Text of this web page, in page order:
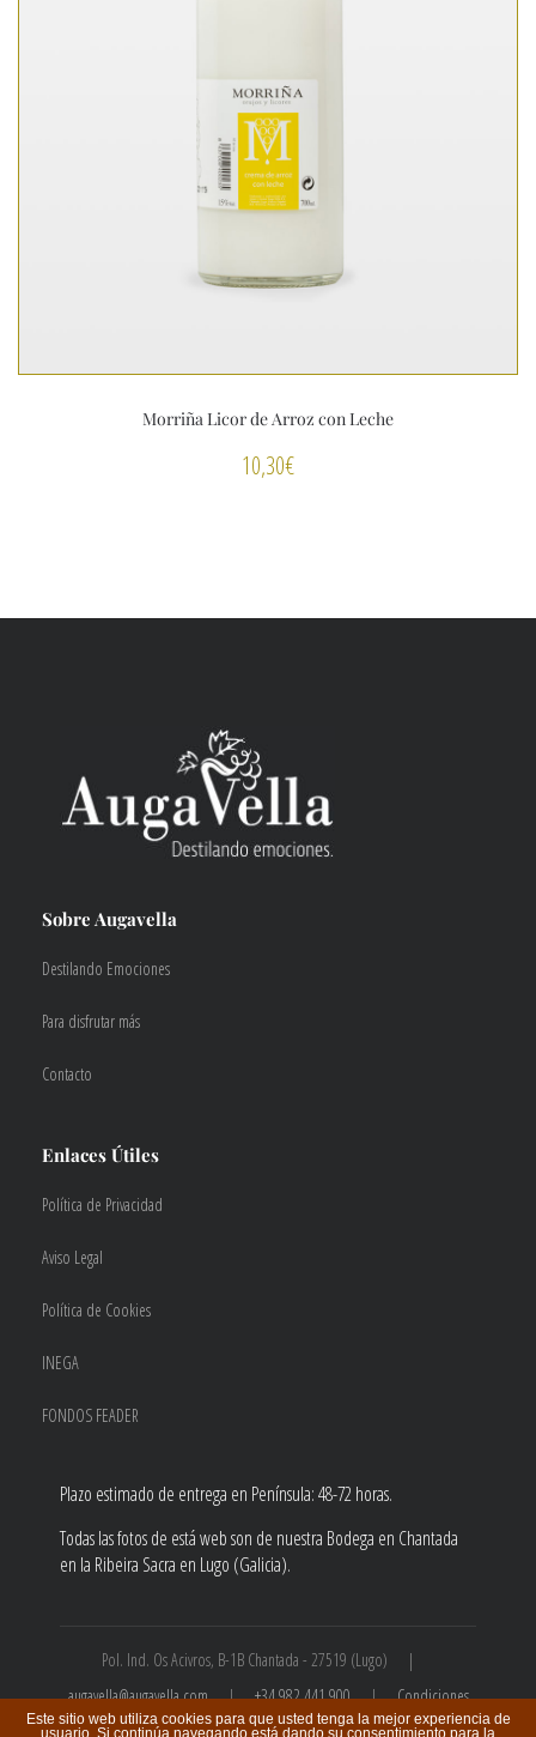
Morriña Licor de Arroz con Leche
10,30€
Sobre Augavella
Destilando Emociones
Para disfrutar más
Contacto
Enlaces Útiles
Política de Privacidad
Aviso Legal
Política de Cookies
INEGA
FONDOS FEADER
Plazo estimado de entrega en Península: 48-72 horas.
Todas las fotos de está web son de nuestra Bodega en Chantada
en la Ribeira Sacra en Lugo (Galicia).
Pol. Ind. Os Acivros, B-1B Chantada - 27519 (Lugo) |
augavella@augavella.com|+34 982 441 900|Condiciones
de compra
Este sitio web utiliza cookies para que usted tenga la mejor experiencia de
usuario. Si continúa navegando está dando su consentimiento para la